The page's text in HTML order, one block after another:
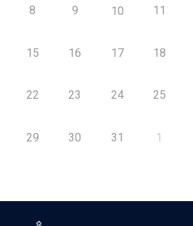
8 9 10 11
15 16 17 18
22 23 24 25
29 30 31 1